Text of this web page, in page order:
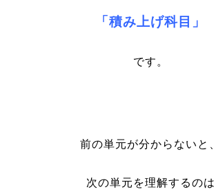
「積み上げ科目」
です。
前の単元が分からないと、
次の単元を理解するのは